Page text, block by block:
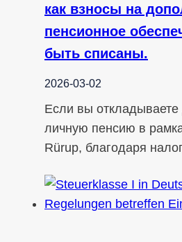
как взносы на
пенсионное
быть списаны.
2026-03-02
Если вы откладываете
личную пенсию в
Rürup, благодаря